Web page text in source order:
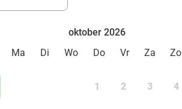
oktober 2026
Ma
Di Wo Do Vr Za Zo
1 2 3 4